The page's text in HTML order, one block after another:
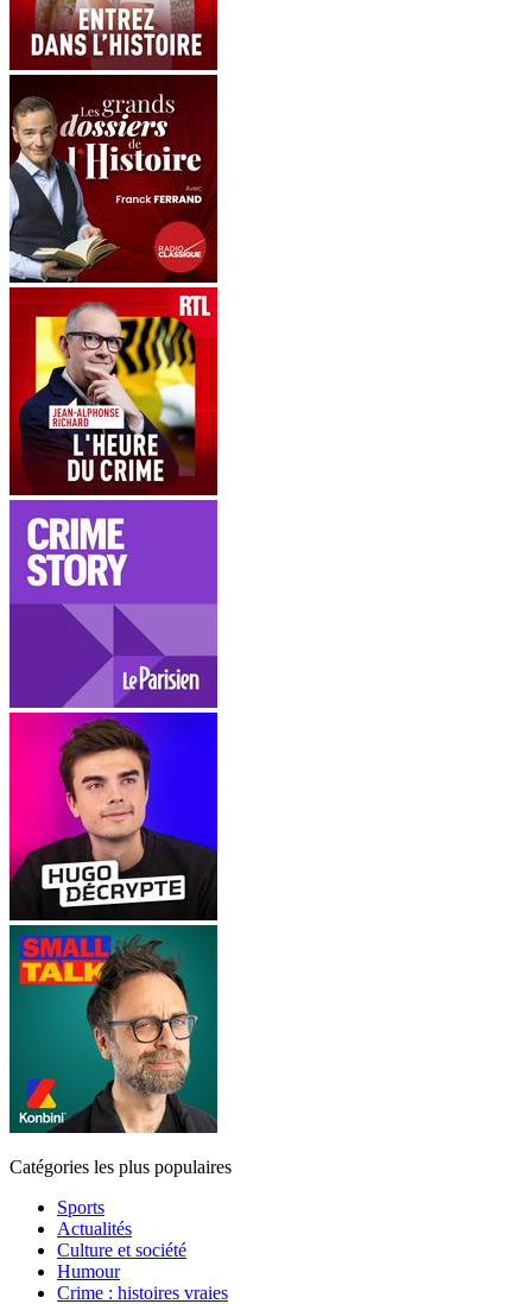
Catégories les plus populaires
Sports
Actualités
Culture et société
Humour
Crime : histoires vraies